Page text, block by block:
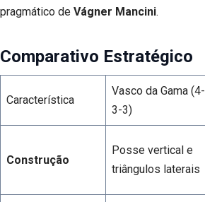
pragmático de Vágner Mancini.
Comparativo Estratégico
Característica
Vasco da Gama (4-
3-3)
Construção
Posse vertical e
triângulos laterais